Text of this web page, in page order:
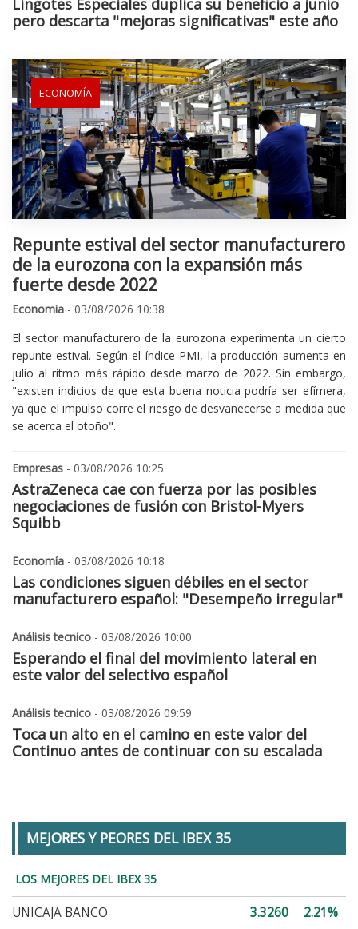
Lingotes Especiales duplica su beneficio a junio
pero descarta "mejoras significativas" este año
ECONOMÍA
Repunte estival del sector manufacturero
de la eurozona con la expansión más
fuerte desde 2022
Economia - 03/08/2026 10:38
El sector manufacturero de la eurozona experimenta un cierto
repunte estival. Según el índice PMI, la producción aumenta en
julio al ritmo más rápido desde marzo de 2022. Sin embargo,
"existen indicios de que esta buena noticia podría ser efímera,
ya que el impulso corre el riesgo de desvanecerse a medida que
se acerca el otoño".
Empresas - 03/08/2026 10:25
AstraZeneca cae con fuerza por las posibles
negociaciones de fusión con Bristol-Myers
Squibb
Economía - 03/08/2026 10:18
Las condiciones siguen débiles en el sector
manufacturero español: "Desempeño irregular"
Análisis tecnico - 03/08/2026 10:00
Esperando el final del movimiento lateral en
este valor del selectivo español
Análisis tecnico - 03/08/2026 09:59
Toca un alto en el camino en este valor del
Continuo antes de continuar con su escalada
MEJORES Y PEORES DEL IBEX 35
LOS MEJORES DEL IBEX 35
UNICAJA BANCO 3.3260
2.21%